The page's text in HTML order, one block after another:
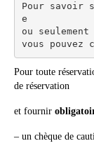
Pour savoir
e
ou
vous
Pour toute
de réservation
et fournir
– un chèque de